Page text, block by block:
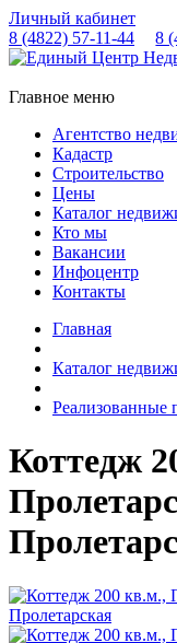
Личный кабинет
8 (4822) 57-11-44 8
Главное меню
Агентство
Кадастр
Строительство
Цены
Каталог
Кто мы
Вакансии
Инфоцентр
Контакты
Главная
Каталог
Реализованные
Коттедж